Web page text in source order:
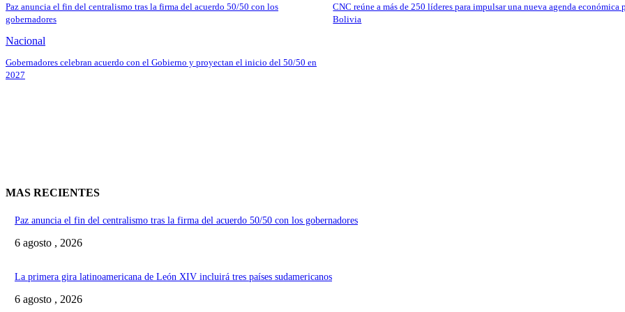
Paz anuncia el fin del centralismo tras la firma del acuerdo 50/50 con los
gobernadores
CNC reúne a más de 250 líderes para impulsar una nueva agenda económica
Bolivia
Nacional
Gobernadores celebran acuerdo con el Gobierno y proyectan el inicio del 50/50 en
2027
MAS RECIENTES
Paz anuncia el fin del centralismo tras la firma del acuerdo 50/50 con los gobernadores
6 agosto , 2026
La primera gira latinoamericana de León XIV incluirá tres países sudamericanos
6 agosto , 2026